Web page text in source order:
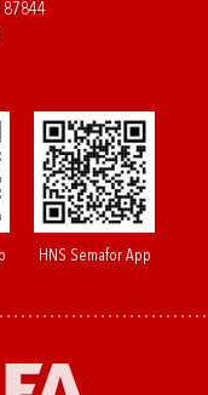
HNS Semafor App